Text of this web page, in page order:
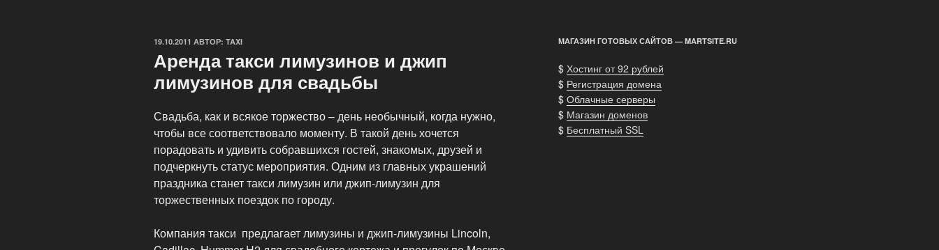
ОПУБЛИКОВАНО
19.10.2011 АВТОР: TAXI
Аренда такси лимузинов и джип
лимузинов для свадьбы
Свадьба, как и всякое торжество – день необычный, когда нужно,
чтобы все соответствовало моменту. В такой день хочется
порадовать и удивить собравшихся гостей, знакомых, друзей и
подчеркнуть статус мероприятия. Одним из главных украшений
праздника станет такси лимузин или джип-лимузин для
торжественных поездок по городу.
Компания такси предлагает лимузины и джип-лимузины Lincoln,
МАГАЗИН ГОТОВЫХ САЙТОВ — MARTSITE.RU
$ Хостинг от 92 рублей
$ Регистрация домена
$ Облачные серверы
$ Магазин доменов
$ Бесплатный SSL